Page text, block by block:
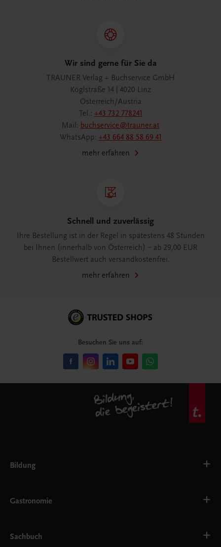
Wir sind gerne für Sie da
TRAUNER Verlag + Buchservice GmbH
Köglstraße 14 | 4020 Linz
Österreich/Austria
Tel.: +43 732 778241
Mail: buchservice@trauner.at
WhatsApp: +43 664 88 58 69 41
mehr erfahren
Schnell und zuverlässig
Ihre Bestellung ist in der Regel in spätestens 48 Stunden
bei Ihnen (innerhalb von Österreich) – ab 29,00 EUR
Bestellwert auch versandkostenfrei.
mehr erfahren
Besuchen Sie uns auf:
Bildung
AHS
EWF/ZWF
FW
Gastronomie
Getränke
Sachbuch